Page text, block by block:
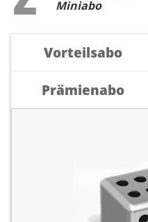
Miniabo
Vorteilsabo
Prämienabo